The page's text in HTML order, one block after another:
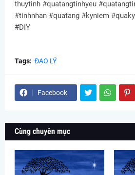
thuytinh #quatangtinhyeu
#tinhnhan #quatang #kyniem
#DIY
Tags: ĐẠO LÝ
Facebook
Cùng chuyên mục